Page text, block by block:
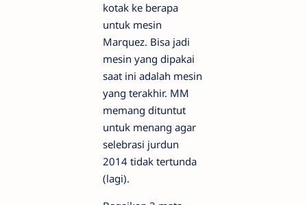
kotak ke berapa
untuk mesin
Marquez. Bisa jadi
mesin yang dipakai
saat ini adalah mesin
yang terakhir. MM
memang dituntut
untuk menang agar
selebrasi jurdun
2014 tidak tertunda
(lagi).